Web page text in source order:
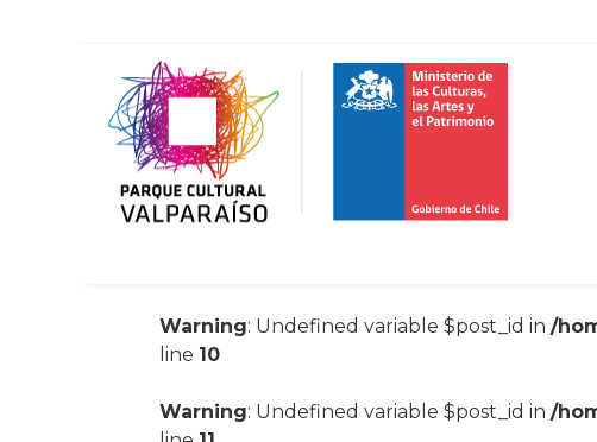
Warning: Undefined variable $post_id in/
line 10
Warning: Undefined variable $post_id in/